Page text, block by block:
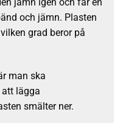
och jämn. Plasten
grad beror på
man ska
lägga
smälter ner.